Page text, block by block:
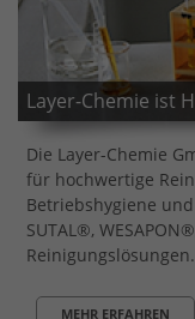
Layer-Chemie ist
Die Layer-Chemie
für hochwertige
Betriebshygiene
SUTAL®,
Reinigungslösungen.
MEHR ERFAHREN